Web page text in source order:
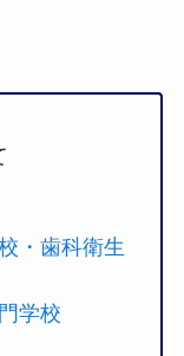
・歯科衛生
学校